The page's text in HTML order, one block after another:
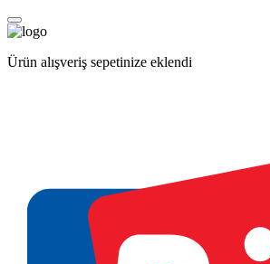
Ürün alışveriş sepetinize eklendi